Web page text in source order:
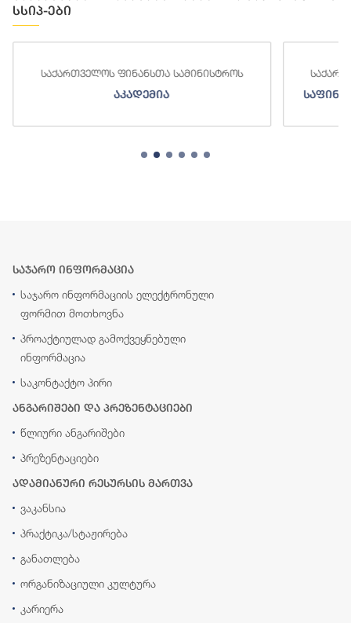
სსიპ-ები
საქართველოს ფინანსთა სამინისტროს
აკადემია
საჯარო ინფორმაცია
საჯარო ინფორმაციის ელექტრონული
ფორმით მოთხოვნა
პროაქტიულად გამოქვეყნებული
ინფორმაცია
საკონტაქტო პირი
ანგარიშები და პრეზენტაციები
წლიური ანგარიშები
პრეზენტაციები
ადამიანური რესურსის მართვა
ვაკანსია
პრაქტიკა/სტაჟირება
განათლება
ორგანიზაციული კულტურა
კარიერა